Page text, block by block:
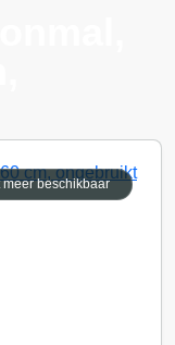
meer beschikbaar